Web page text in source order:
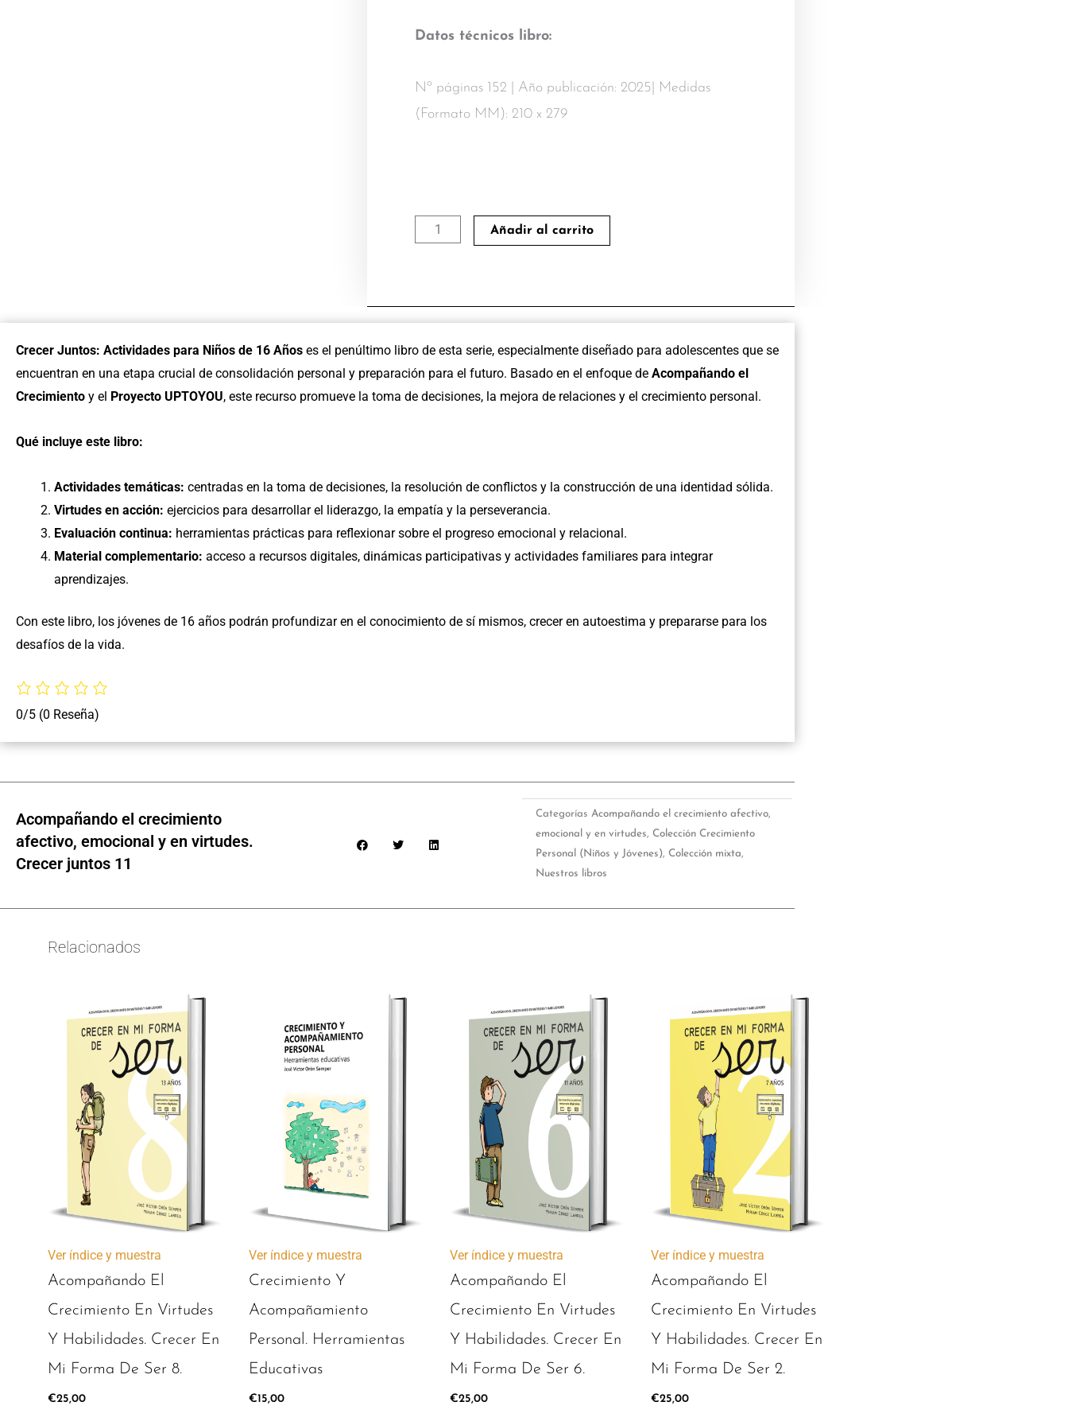
Datos técnicos libro:
Nº páginas 152 | Año publicación: 2025| Medidas
(Formato MM): 210 x 279
Acompañando
emocional
en
virtudes.
cantidad
Añadir al carrito
Crecer Juntos: Actividades para Niños de 16 Años es el penúltimo libro de esta serie, especialmente diseñado para adolescentes que se
encuentran en una etapa crucial de consolidación personal y preparación para el futuro. Basado en el enfoque de Acompañando el
Crecimiento y el Proyecto UPTOYOU, este recurso promueve la toma de decisiones, la mejora de relaciones y el crecimiento personal.
Qué incluye este libro:
Actividades temáticas: centradas en la toma de decisiones, la resolución de conflictos y la construcción de una identidad sólida.
Virtudes en acción: ejercicios para desarrollar el liderazgo, la empatía y la perseverancia.
Evaluación continua: herramientas prácticas para reflexionar sobre el progreso emocional y relacional.
Material complementario: acceso a recursos digitales, dinámicas participativas y actividades familiares para integrar
aprendizajes.
Con este libro, los jóvenes de 16 años podrán profundizar en el conocimiento de sí mismos, crecer en autoestima y prepararse para los
desafíos de la vida.
0/5 (0 Reseña)
Acompañando el crecimiento
afectivo, emocional y en virtudes.
Crecer juntos 11
Categorías Acompañando el crecimiento afectivo,
emocional y en virtudes, Colección Crecimiento
Personal (Niños y Jóvenes), Colección mixta,
Nuestros libros
Relacionados
Ver índice y muestra
Acompañando El
Crecimiento En Virtudes
Y Habilidades. Crecer En
Mi Forma De Ser 8.
€25,00
Ver índice y muestra
Crecimiento Y
Acompañamiento
Personal. Herramientas
Educativas
€15,00
Ver índice y muestra
Acompañando El
Crecimiento En Virtudes
Y Habilidades. Crecer En
Mi Forma De Ser 6.
€25,00
Ver índice y muestra
Acompañando El
Crecimiento En Virtudes
Y Habilidades. Crecer En
Mi Forma De Ser 2.
€25,00